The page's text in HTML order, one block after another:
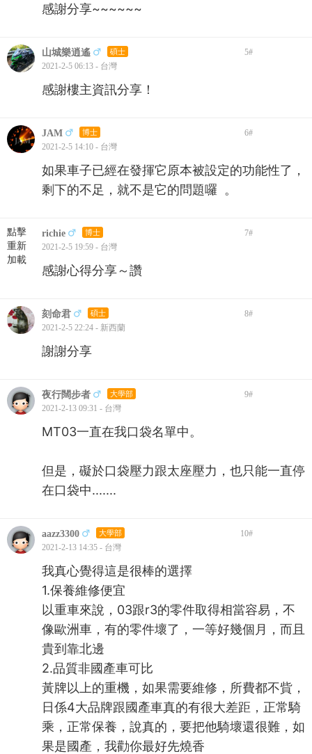
感謝分享~~~~~~
山城樂逍遙 碩士 5#
2021-2-5 06:13 - 台灣
感謝樓主資訊分享！
JAM 博士 6#
2021-2-5 14:10 - 台灣
如果車子已經在發揮它原本被設定的功能性了，
剩下的不足，就不是它的問題囉 。
點擊
重新
加載
richie 博士 7#
2021-2-5 19:59 - 台灣
感謝心得分享～讚
刻命君 碩士 8#
2021-2-5 22:24 - 新西蘭
謝謝分享
夜行闊步者 大學部 9#
2021-2-13 09:31 - 台灣
MT03一直在我口袋名單中。
但是，礙於口袋壓力跟太座壓力，也只能一直停
在口袋中.......
aazz3300 大學部 10#
2021-2-13 14:35 - 台灣
我真心覺得這是很棒的選擇
1.保養維修便宜
以重車來說，03跟r3的零件取得相當容易，不
像歐洲車，有的零件壞了，一等好幾個月，而且
貴到靠北邊
2.品質非國產車可比
黃牌以上的重機，如果需要維修，所費都不貲，
日係4大品牌跟國產車真的有很大差距，正常騎
乘，正常保養，說真的，要把他騎壞還很難，如
果是國產，我勸你最好先燒香